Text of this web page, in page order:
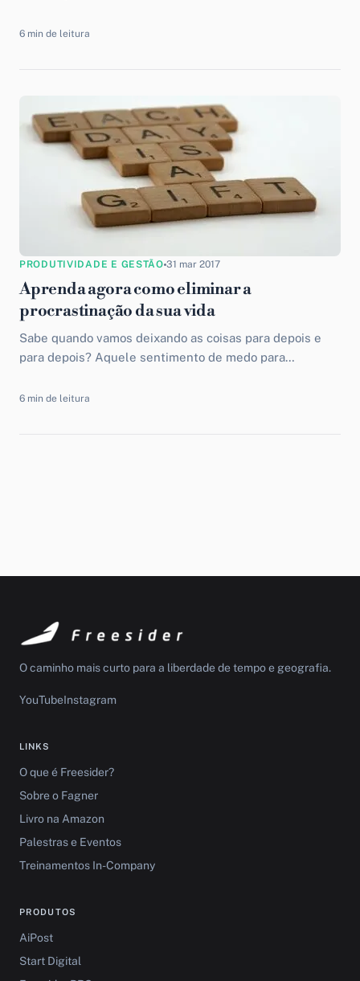
6 min de leitura
PRODUTIVIDADE E GESTÃO 31 mar 2017
Aprenda agora como eliminar a
procrastinação da sua vida
Sabe quando vamos deixando as coisas para depois e
para depois? Aquele sentimento de medo para
6 min de leitura
O caminho mais curto para a liberdade de tempo e geografia.
YouTubeInstagram
LINKS
O que é Freesider?
Sobre o Fagner
Livro na Amazon
Palestras e Eventos
Treinamentos In-Company
PRODUTOS
AiPost
Start Digital